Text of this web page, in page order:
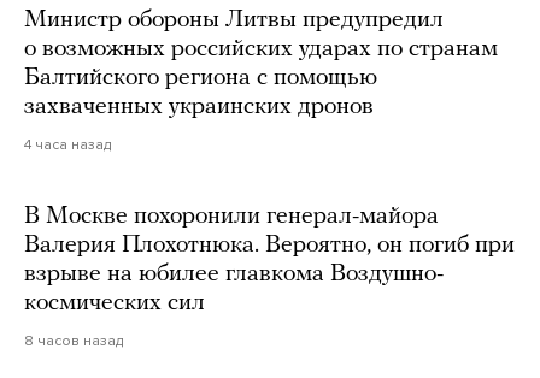
Министр обороны Литвы предупредил
о возможных российских ударах по странам
Балтийского региона с помощью
захваченных украинских дронов
4 часа назад
В Москве похоронили генерал-майора
Валерия Плохотнюка. Вероятно, он погиб при
взрыве на юбилее главкома Воздушно-
космических сил
8 часов назад